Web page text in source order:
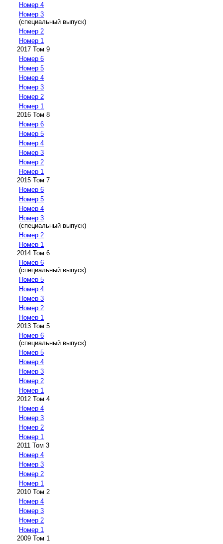
Номер 4
Номер 3
(специальный выпуск)
Номер 2
Номер 1
2017 Том 9
Номер 6
Номер 5
Номер 4
Номер 3
Номер 2
Номер 1
2016 Том 8
Номер 6
Номер 5
Номер 4
Номер 3
Номер 2
Номер 1
2015 Том 7
Номер 6
Номер 5
Номер 4
Номер 3
(специальный выпуск)
Номер 2
Номер 1
2014 Том 6
Номер 6
(специальный выпуск)
Номер 5
Номер 4
Номер 3
Номер 2
Номер 1
2013 Том 5
Номер 6
(специальный выпуск)
Номер 5
Номер 4
Номер 3
Номер 2
Номер 1
2012 Том 4
Номер 4
Номер 3
Номер 2
Номер 1
2011 Том 3
Номер 4
Номер 3
Номер 2
Номер 1
2010 Том 2
Номер 4
Номер 3
Номер 2
Номер 1
2009 Том 1